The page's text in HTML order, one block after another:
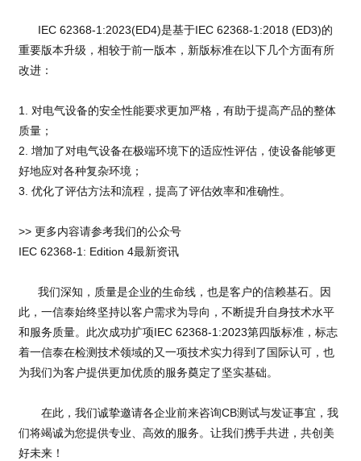
IEC 62368-1:2023(ED4)是基于IEC 62368-1:2018 (ED3)的
重要版本升级，相较于前一版本，新版标准在以下几个方面有所
改进：
1. 对电气设备的安全性能要求更加严格，有助于提高产品的整体
质量；
2. 增加了对电气设备在极端环境下的适应性评估，使设备能够更
好地应对各种复杂环境；
3. 优化了评估方法和流程，提高了评估效率和准确性。
>> 更多内容请参考我们的公众号
IEC 62368-1: Edition 4最新资讯
我们深知，质量是企业的生命线，也是客户的信赖基石。因
此，一信泰始终坚持以客户需求为导向，不断提升自身技术水平
和服务质量。此次成功扩项IEC 62368-1:2023第四版标准，标志
着一信泰在检测技术领域的又一项技术实力得到了国际认可，也
为我们为客户提供更加优质的服务奠定了坚实基础。
在此，我们诚挚邀请各企业前来咨询CB测试与发证事宜，我
们将竭诚为您提供专业、高效的服务。让我们携手共进，共创美
好未来！